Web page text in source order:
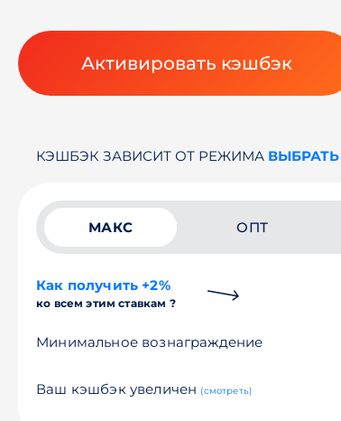
Активировать кэшбэк
КЭШБЭК ЗАВИСИТ ОТ РЕЖИМА ВЫБРАТЬ
МАКС ОПТ
Как получить +2%
ко всем этим ставкам ?
Минимальное вознаграждение
Ваш кэшбэк увеличен (смотреть)